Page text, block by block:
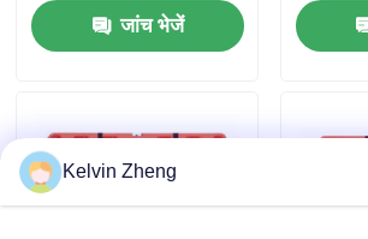
गुणवत्ता नियंत्रण
हमसे संपर्क करें
समाचार
जांच भेजें
Kelvin Zheng